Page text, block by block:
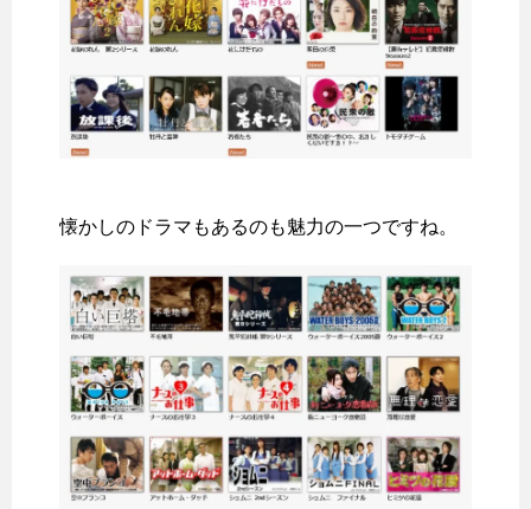
懐かしのドラマもあるのも魅力の一つですね。